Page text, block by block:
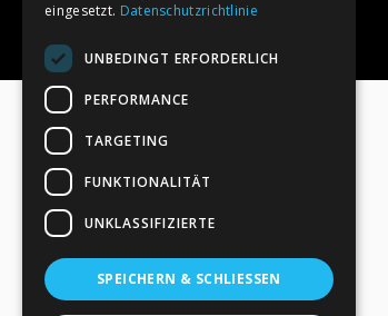
eingesetzt. Datenschutzrichtlinie
UNBEDINGT ERFORDERLICH
PERFORMANCE
TARGETING
FUNKTIONALITÄT
UNKLASSIFIZIERTE
SPEICHERN & SCHLIESSEN